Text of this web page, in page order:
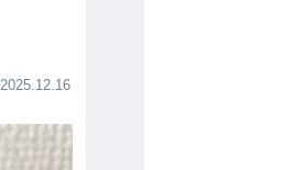
2025.12.16